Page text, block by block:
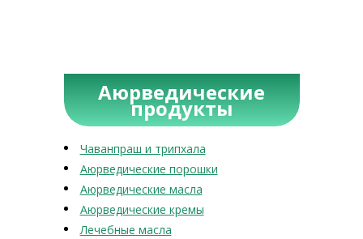
Аюрведические
продукты
Чаванпраш и трипхала
Аюрведические порошки
Аюрведические масла
Аюрведические кремы
Лечебные масла